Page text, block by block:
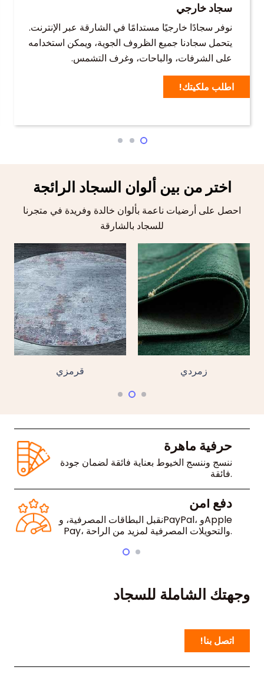
سجاد خارجي
نوفر سجادًا خارجيًا مستدامًا في الشارقة عبر الإنترنت.
يتحمل سجادنا جميع الظروف الجوية، ويمكن استخدامه
على الشرفات، والباحات، وغرف التشمس.
اطلب ملكيتك!
اختر من بين ألوان السجاد الرائجة
احصل على أرضيات ناعمة بألوان خالدة وفريدة في متجرنا
للسجاد بالشارقة
قرمزي زمردي
حرفية ماهرة
ننسج وننسج الخيوط بعناية فائقة لضمان جودة
فائقة.
دفع آمن
نقبل البطاقات المصرفية، وPayPal، وApple
Pay، والتحويلات المصرفية لمزيد من الراحة.
وجهتك الشاملة للسجاد
اتصل بنا!